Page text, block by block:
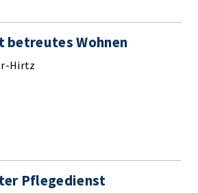
betreutes Wohnen
Hirtz
Pflegedienst